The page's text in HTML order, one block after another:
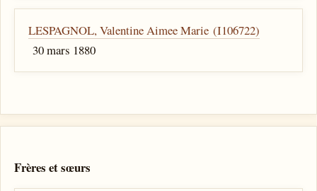
LESPAGNOL, Valentine Aimee Marie (I106722)
30 mars 1880
Frères et sœurs